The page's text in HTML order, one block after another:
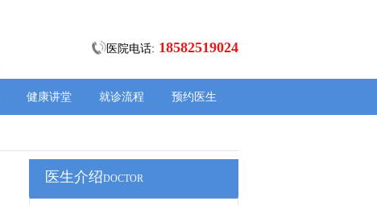
医院电话: 18582519024
健康讲堂 就诊流程 预约医生
医生介绍DOCTOR